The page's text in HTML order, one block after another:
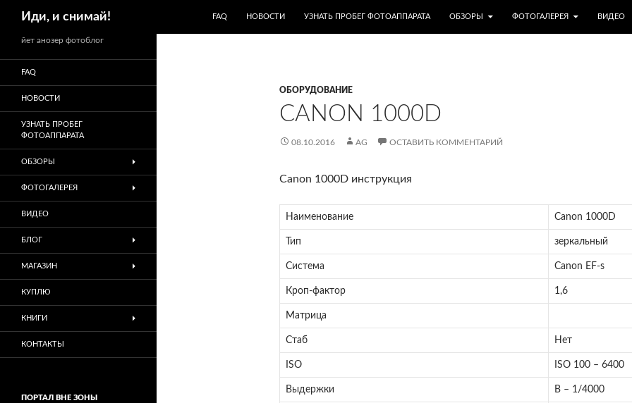
Иди, и снимай!
FAQ
НОВОСТИ УЗНАТЬ ПРОБЕГ ФОТОАППАРАТА ОБЗОРЫ ФОТОГАЛЕРЕЯ ВИДЕО
ОБОРУДОВАНИЕ
CANON 1000D
08.10.2016 AG ОСТАВИТЬ КОММЕНТАРИЙ
Canon 1000D инструкция
Наименование Canon 1000D
Тип зеркальный
Система Canon EF-s
Кроп-фактор 1,6
Матрица
Стаб Нет
ISO ISO 100 – 6400
Выдержки B – 1/4000
йет анозер фотоблог
FAQ
НОВОСТИ
УЗНАТЬ ПРОБЕГ
ФОТОАППАРАТА
ОБЗОРЫ
ФОТОГАЛЕРЕЯ
ВИДЕО
БЛОГ
МАГАЗИН
КУПЛЮ
КНИГИ
КОНТАКТЫ
ПОРТАЛ ВНЕ ЗОНЫ